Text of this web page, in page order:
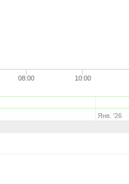
08:00 10:00
Янв. '26